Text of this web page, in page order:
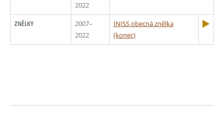
2022
ZNĚLKY
2007–
2022
INISS obecná znělka
(konec)